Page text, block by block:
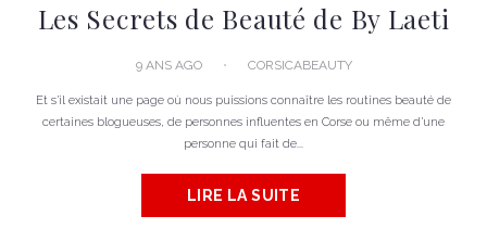
Les Secrets de Beauté de By Laeti
9 ANS AGO CORSICABEAUTY
Et s’il existait une page où nous puissions connaître les routines beauté de
certaines blogueuses, de personnes influentes en Corse ou même d’une
personne qui fait de...
LIRE LA SUITE